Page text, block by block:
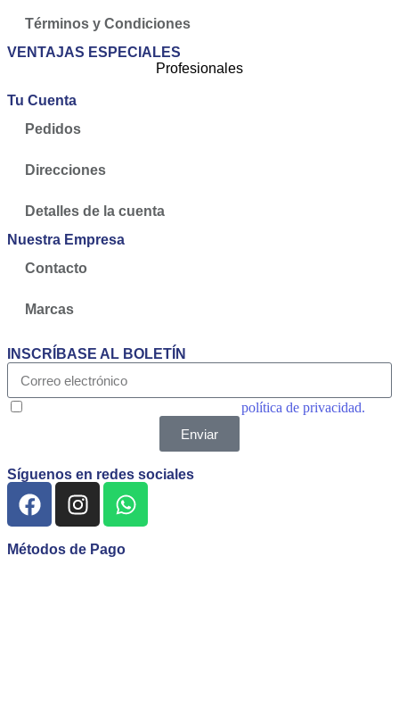
Términos y Condiciones
VENTAJAS ESPECIALES
Profesionales
Tu Cuenta
Pedidos
Direcciones
Detalles de la cuenta
Nuestra Empresa
Contacto
Marcas
INSCRÍBASE AL BOLETÍN
política de privacidad.
Enviar
Síguenos en redes sociales
Métodos de Pago